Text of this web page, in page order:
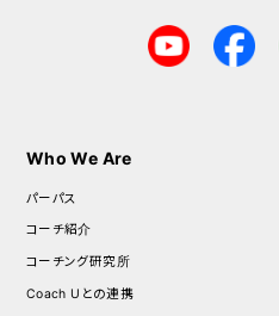
Who We Are
パーパス
コーチ紹介
コーチング研究所
Coach Uとの連携